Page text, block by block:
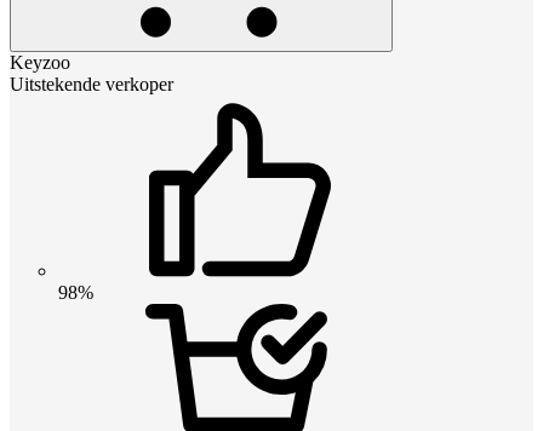
Keyzoo
Uitstekende verkoper
98%